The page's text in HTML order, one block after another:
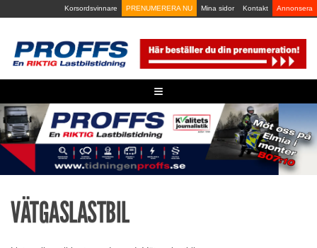
to
Korsordsvinnare PRENUMERERA NU Mina sidor Kontakt Annonsera
≡
VÄTGASLASTBIL